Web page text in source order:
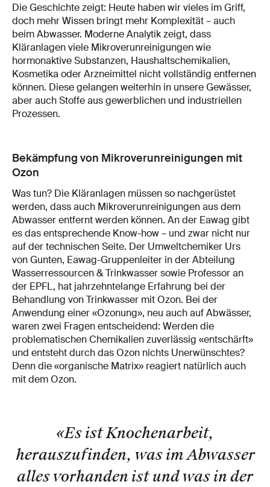
Die Geschichte zeigt: Heute haben wir vieles im Griff,
doch mehr Wissen bringt mehr Komplexität – auch
beim Abwasser. Moderne Analytik zeigt, dass
Kläranlagen viele Mikroverunreinigungen wie
hormonaktive Substanzen, Haushaltschemikalien,
Kosmetika oder Arzneimittel nicht vollständig entfernen
können. Diese gelangen weiterhin in unsere Gewässer,
aber auch Stoffe aus gewerblichen und industriellen
Prozessen.
Bekämpfung von Mikroverunreinigungen mit
Ozon
Was tun? Die Kläranlagen müssen so nachgerüstet
werden, dass auch Mikroverunreinigungen aus dem
Abwasser entfernt werden können. An der Eawag gibt
es das entsprechende Know-how – und zwar nicht nur
auf der technischen Seite. Der Umweltchemiker Urs
von Gunten, Eawag-Gruppenleiter in der Abteilung
Wasserressourcen & Trinkwasser sowie Professor an
der EPFL, hat jahrzehntelange Erfahrung bei der
Behandlung von Trinkwasser mit Ozon. Bei der
Anwendung einer «Ozonung», neu auch auf Abwässer,
waren zwei Fragen entscheidend: Werden die
problematischen Chemikalien zuverlässig «entschärft»
und entsteht durch das Ozon nichts Unerwünschtes?
Denn die «organische Matrix» reagiert natürlich auch
mit dem Ozon.
«Es ist Knochenarbeit,
herauszufinden, was im Abwasser
alles vorhanden ist und was in der